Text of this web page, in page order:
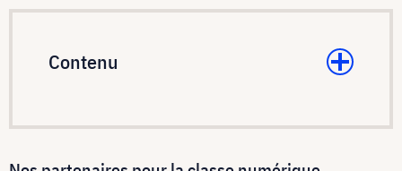
Contenu